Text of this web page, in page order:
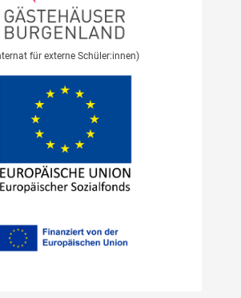
für externe Schüler:innen)